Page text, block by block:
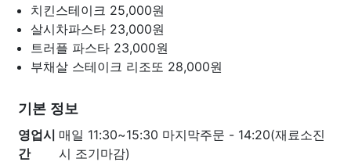
치킨스테이크 25,000원
살시차파스타 23,000원
트러플 파스타 23,000원
부채살 스테이크 리조또 28,000원
기본 정보
영업시
간
매일 11:30~15:30 마지막주문 - 14:20(재료소진
시 조기마감)